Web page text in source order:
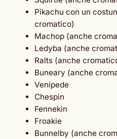
Pikachu con un
cromatico)
Machop (anche
Ledyba (anche
Ralts (anche
Buneary (anche
Venipede
Chespin
Fennekin
Froakie
Bunnelby (anche